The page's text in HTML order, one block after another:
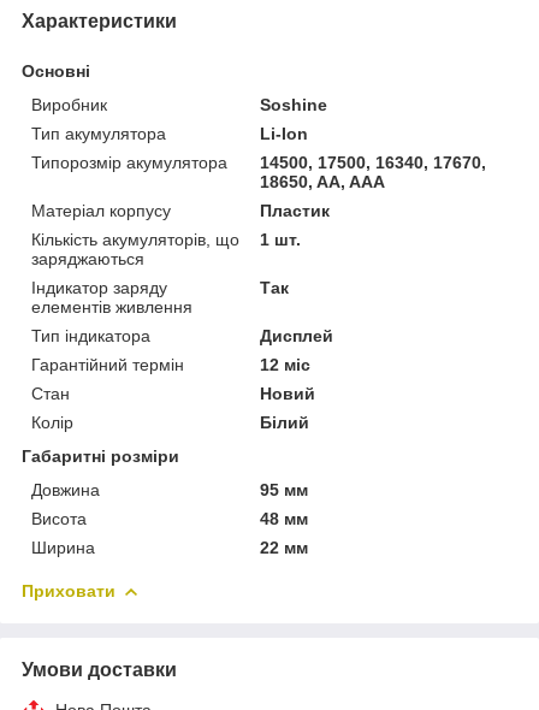
Характеристики
Основні
Виробник
Soshine
Тип акумулятора
Li-Ion
Типорозмір акумулятора
14500, 17500, 16340, 17670,
18650, AA, AAA
Матеріал корпусу
Пластик
Кількість акумуляторів, що
заряджаються
1 шт.
Індикатор заряду
елементів живлення
Так
Тип індикатора
Дисплей
Гарантійний термін
12 міс
Стан
Новий
Колір
Білий
Габаритні розміри
Довжина
95 мм
Висота
48 мм
Ширина
22 мм
Приховати
Умови доставки